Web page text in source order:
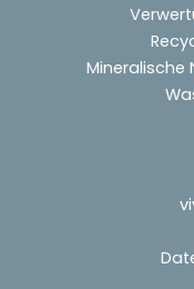
Mineralische